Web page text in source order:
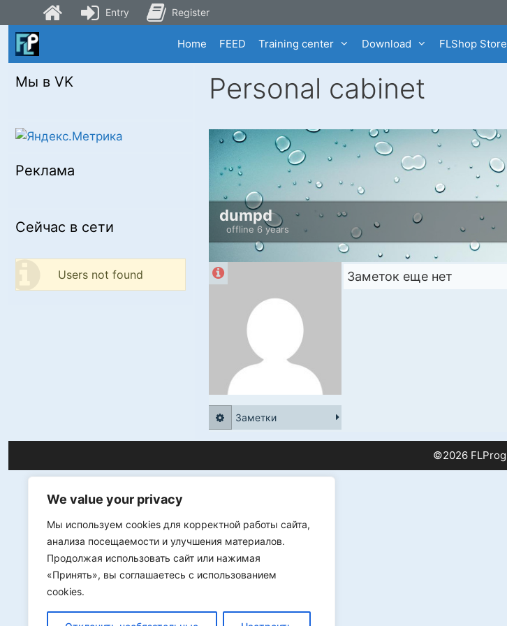
We value your privacy
Мы используем cookies для корректной работы сайта,
анализа посещаемости и улучшения материалов.
Продолжая использовать сайт или нажимая
«Принять», вы соглашаетесь с использованием
cookies.
Skip
Home FEED Training center Download FLShop Store
Personal cabinet
dumpd
offline 6 years
Заметки
Заметок еще нет
Мы в VK
Реклама
Сейчас в сети
Users not found
©2026 FLProg
Entry Register